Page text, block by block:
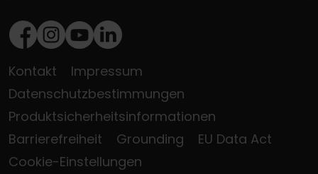
Facebook
Instagram
Youtube
LinkedIn
Kontakt
Impressum
Datenschutzbestimmungen
Produktsicherheitsinformationen
Barrierefreiheit
Grounding
EU Data Act
Cookie-Einstellungen